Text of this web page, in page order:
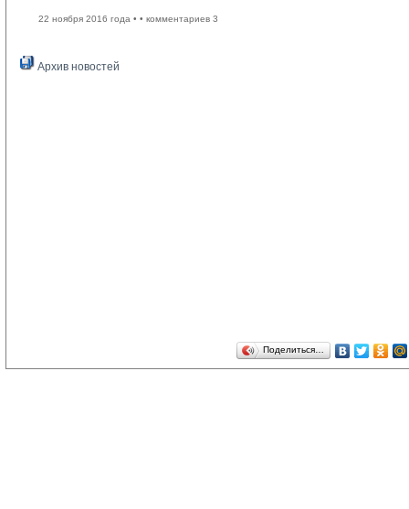
22 ноября 2016 года • • комментариев 3
Архив новостей
Поделиться…